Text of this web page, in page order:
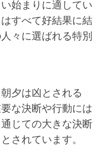
始まりに適してい
すべて好結果に結
々に選ばれる特別
夕は凶とされる
な決断や行動には
じての大きな決断
されています。